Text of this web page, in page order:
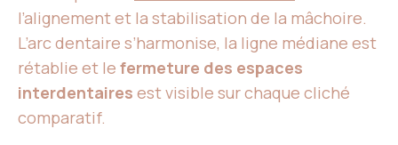
l’alignement et la stabilisation de la mâchoire.
L’arc dentaire s’harmonise, la ligne médiane est
rétablie et le fermeture des espaces
interdentaires est visible sur chaque cliché
comparatif.